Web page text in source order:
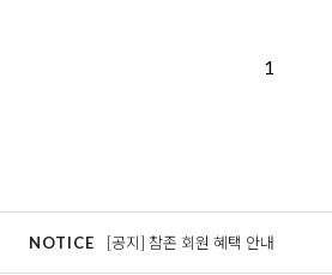
1
NOTICE [공지] 참존 회원 혜택 안내